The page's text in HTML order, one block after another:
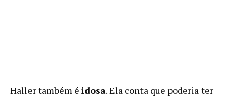
Haller também é idosa. Ela conta que poderia ter